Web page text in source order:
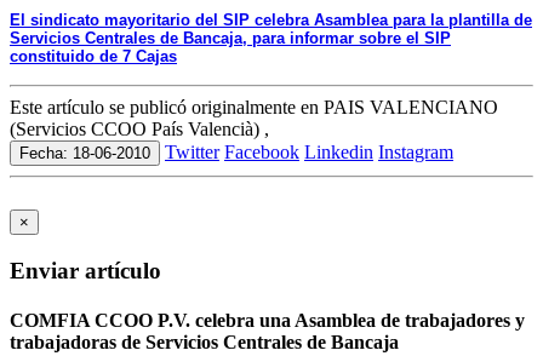
El sindicato mayoritario del SIP celebra Asamblea para la plantilla de
Servicios Centrales de Bancaja, para informar sobre el SIP
constituido de 7 Cajas
Este artículo se publicó originalmente en PAIS VALENCIANO
(Servicios CCOO País Valencià) ,
Fecha: 18-06-2010 Twitter Facebook Linkedin Instagram
×
Enviar artículo
COMFIA CCOO P.V. celebra una Asamblea de trabajadores y
trabajadoras de Servicios Centrales de Bancaja